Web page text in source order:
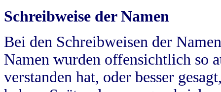
Schreibweise der Namen
Bei den Schreibweisen der
Namen wurden offensichtlich so
verstanden hat, oder besser